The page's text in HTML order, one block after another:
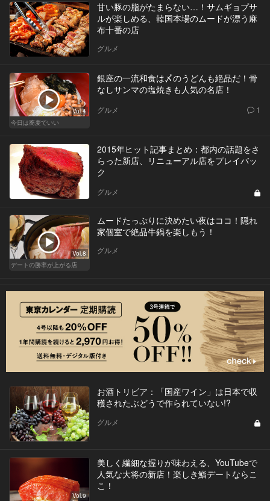
甘い豚の脂がたまらない…！サムギョプサ
ルが楽しめる、韓国本場のムードが漂う麻
布十番の店
グルメ
Vol.4
今日は蕎麦でいい
銀座の一流和食は〆のうどんも絶品だ！骨
なしサンマの塩焼きも人気の名店！
グルメ 1
2015年ヒット記事まとめ：都内の話題をさ
らった新店、リニューアル店をプレイバッ
ク
グルメ
Vol.8
デートの勝率が上がる店
ムードたっぷりに決めたい夜はココ！隠れ
家個室で絶品牛鍋を楽しもう！
グルメ
お酒トリビア：「国産ワイン」は日本で収
穫されたぶどうで作られていない!?
グルメ
Vol.9
美しく繊細な握りが味わえる、YouTubeで
人気な大将の新店！楽しき鮨デートならこ
こ！